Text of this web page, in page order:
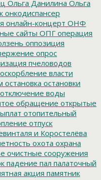
Ольга Данилина Ольга
онкодиспансер
онлайн-концерт ОНФ
сайты ОПГ операция
оппозиция
опрос
пчеловодов
оскорбление власти
остановка остановки
отключение воды
обращение открытые
отопительный
отпуск
и Коростелёва
охота охрана
очистные сооружения
падение пал палаточный
акция памятник